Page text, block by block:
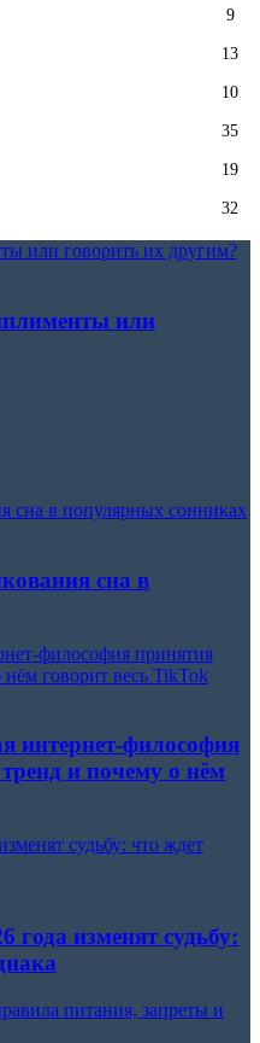
9
13
10
35
19
32
или говорить их другим?
или
сна в популярных сонниках
сна в
философия принятия
нём говорит весь TikTok
интернет-философия
и почему о нём
судьбу: что ждет
года изменят судьбу:
питания, запреты и